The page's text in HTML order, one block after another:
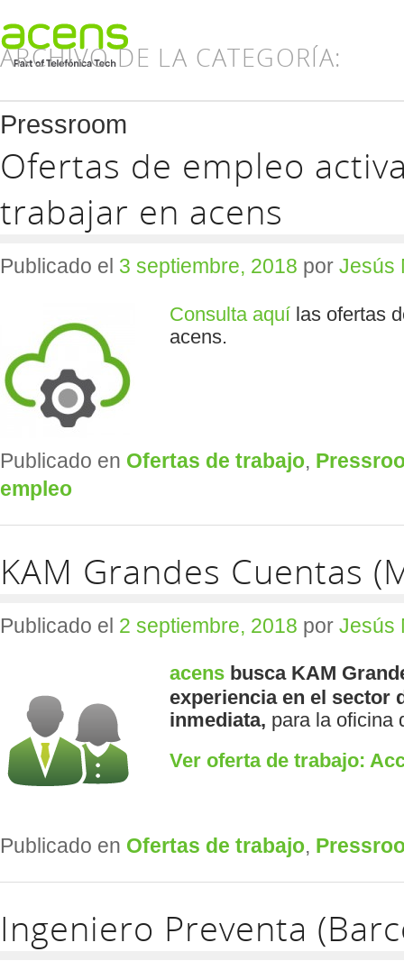
ARCHIVO DE LA CATEGORÍA:
Pressroom
Ofertas de empleo
trabajar en acens
Publicado el 3 septiembre, 2018 por Jesús
Consulta aquílas ofertas
acens.
Publicado en Ofertas de trabajo,
empleo
KAM Grandes Cuentas
Publicado el 2 septiembre, 2018 por Jesús
acens busca KAM
experiencia en el sector
inmediata, para la oficina
Ver oferta de trabajo:
Publicado en Ofertas de trabajo,
Ingeniero Preventa